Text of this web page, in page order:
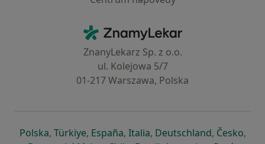
ZnamyLekar - Hlavní stránka
ZnanyLekarz Sp. z o.o.
ul. Kolejowa 5/7
01-217 Warszawa, Polska
Polskase otevře v nové záložce
, Türkiyese otevře v nové záložce
, Españase otevře v nové záložce
, Italiase otevře v nové záložce
, Deutschlandse otevře v
, Českose
,